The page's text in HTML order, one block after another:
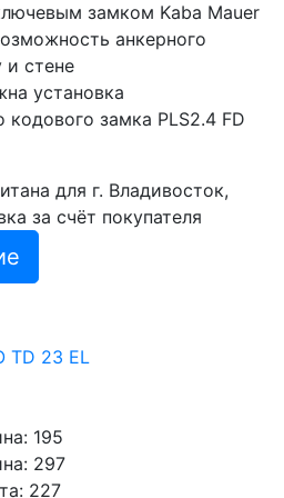
замком Kaba Mauer
анкерного
и стене
установка
кодового замка PLS2.4 FD
для г. Владивосток,
за счёт покупателя
TD 23 EL
195
297
227